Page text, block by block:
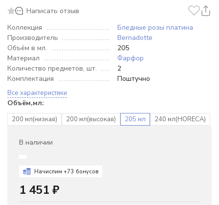
Написать отзыв
Коллекция
Бледные розы платина
Производитель
Bernadotte
Объём в мл.
205
Материал
Фарфор
Количество предметов, шт.
2
Комплектация
Поштучно
Все характеристики
Объём,мл:
200 мл(низкая) 200 мл(высокая) 205 мл 240 мл(HORECA)
В наличии
Начислим +73 бонусов
1 451 ₽